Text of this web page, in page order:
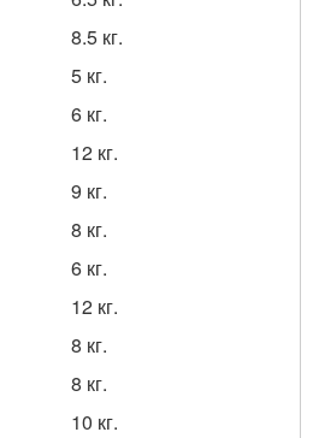
8.5 кг.
5 кг.
6 кг.
12 кг.
9 кг.
8 кг.
6 кг.
12 кг.
8 кг.
8 кг.
10 кг.